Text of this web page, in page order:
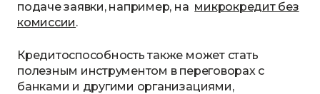
подаче заявки, например, на микрокредит без
комиссии.
Кредитоспособность также может стать
полезным инструментом в переговорах с
банками и другими организациями,